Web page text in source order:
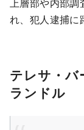
上層部や内部調
れ、犯人逮捕に
テレサ・バ
ランドル